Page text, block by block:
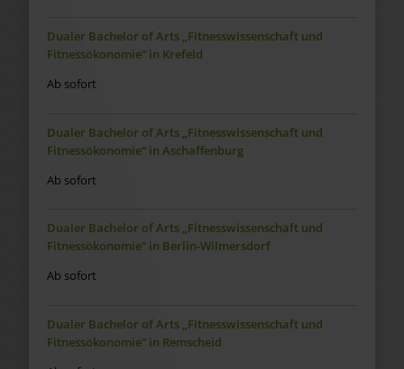
Dualer Bachelor of Arts „Fitnesswissenschaft und
Fitnessökonomie“ in Krefeld
Ab sofort
Dualer Bachelor of Arts „Fitnesswissenschaft und
Fitnessökonomie“ in Aschaffenburg
Ab sofort
Dualer Bachelor of Arts „Fitnesswissenschaft und
Fitnessökonomie“ in Berlin-Wilmersdorf
Ab sofort
Dualer Bachelor of Arts „Fitnesswissenschaft und
Fitnessökonomie“ in Remscheid